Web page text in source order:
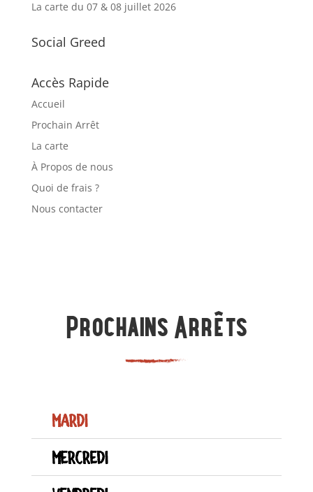
La carte du 07 & 08 juillet 2026
Social Greed
Accès Rapide
Accueil
Prochain Arrêt
La carte
À Propos de nous
Quoi de frais ?
Nous contacter
Prochains Arrêts
Mardi
Mercredi